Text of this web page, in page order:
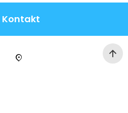
Kontakt